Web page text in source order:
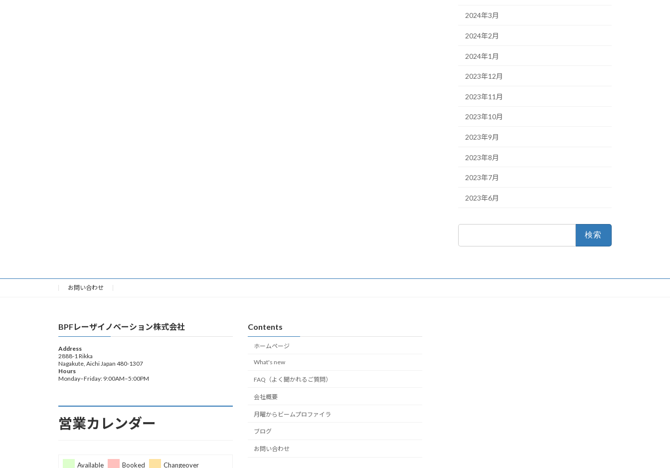
2024年3月
2024年2月
2024年1月
2023年12月
2023年11月
2023年10月
2023年9月
2023年8月
2023年7月
2023年6月
お問い合わせ
BPFレーザイノベーション株式会社
Address
2888-1 Rikka
Nagakute, Aichi Japan 480-1307
Hours
Monday–Friday: 9:00AM–5:00PM
営業カレンダー
Available Booked Changeover
Contents
ホームページ
What's new
FAQ（よく聞かれるご質問）
会社概要
月曜からビームプロファイラ
ブログ
お問い合わせ